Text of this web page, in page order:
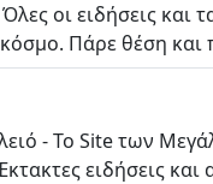
οι ειδήσεις και
Πάρε θέση και
- Το Site των
ειδήσεις και